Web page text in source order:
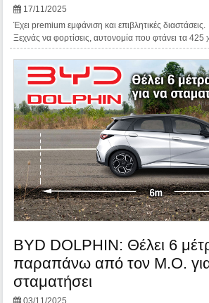
17/11/2025
Έχει premium εμφάνιση και επιβλητικές διαστάσεις.
Ξεχνάς να φορτίσεις, αυτονομία που φτάνει τα 425
BYD DOLPHIN: Θέλει 6
παραπάνω από τον Μ.Ο.
σταματήσει
03/11/2025